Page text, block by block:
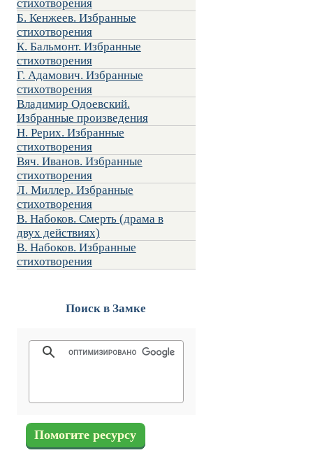
стихотворения
Б. Кенжеев. Избранные
стихотворения
К. Бальмонт. Избранные
стихотворения
Г. Адамович. Избранные
стихотворения
Владимир Одоевский.
Избранные произведения
Н. Рерих. Избранные
стихотворения
Вяч. Иванов. Избранные
стихотворения
Л. Миллер. Избранные
стихотворения
В. Набоков. Смерть (драма в
двух действиях)
В. Набоков. Избранные
стихотворения
Поиск в Замке
Помогите ресурсу